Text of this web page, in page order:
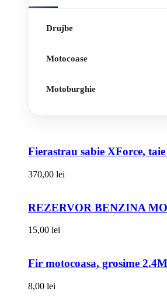
Drujbe
Motocoase
Motoburghie
Fierastrau sabie XForce,
370,00 lei
REZERVOR BENZINA
15,00 lei
Fir motocoasa, grosime
8,00 lei